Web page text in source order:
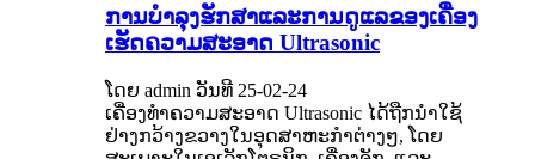
ການບໍາລຸງຮັກສາແລະການດູແລຂອງເຄື່ອງ
ເຮັດຄວາມສະອາດ Ultrasonic
ໂດຍ admin ວັນທີ 25-02-24
ເຄື່ອງທໍາຄວາມສະອາດ Ultrasonic ໄດ້ຖືກນໍາໃຊ້
ຢ່າງກວ້າງຂວາງໃນອຸດສາຫະກໍາຕ່າງໆ, ໂດຍ